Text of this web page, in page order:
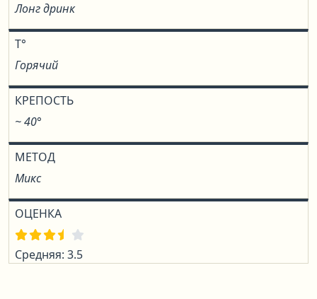
Лонг дринк
T°
Горячий
КРЕПОСТЬ
~ 40°
МЕТОД
Микс
ОЦЕНКА
Средняя: 3.5